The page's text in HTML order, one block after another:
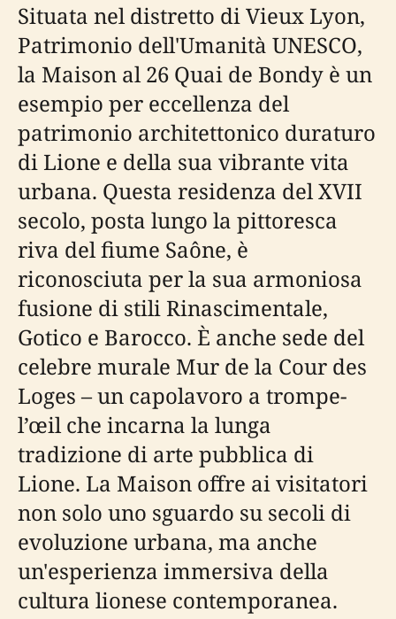
Situata nel distretto di Vieux Lyon,
Patrimonio dell'Umanità UNESCO,
la Maison al 26 Quai de Bondy è un
esempio per eccellenza del
patrimonio architettonico duraturo
di Lione e della sua vibrante vita
urbana. Questa residenza del XVII
secolo, posta lungo la pittoresca
riva del fiume Saône, è
riconosciuta per la sua armoniosa
fusione di stili Rinascimentale,
Gotico e Barocco. È anche sede del
celebre murale Mur de la Cour des
Loges – un capolavoro a trompe-
l’œil che incarna la lunga
tradizione di arte pubblica di
Lione. La Maison offre ai visitatori
non solo uno sguardo su secoli di
evoluzione urbana, ma anche
un'esperienza immersiva della
cultura lionese contemporanea.